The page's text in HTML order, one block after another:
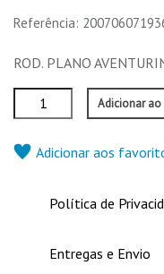
Referência:
ROD. PLANO
Adicionar
Adicionar aos
Política de
Entregas e Envio
4,00 €
Nenhuma